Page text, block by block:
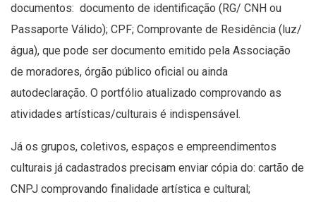
documentos: documento de identificação (RG/ CNH ou
Passaporte Válido); CPF; Comprovante de Residência (luz/
água), que pode ser documento emitido pela Associação
de moradores, órgão público oficial ou ainda
autodeclaração. O portfólio atualizado comprovando as
atividades artísticas/culturais é indispensável.
Já os grupos, coletivos, espaços e empreendimentos
culturais já cadastrados precisam enviar cópia do: cartão de
CNPJ comprovando finalidade artística e cultural;